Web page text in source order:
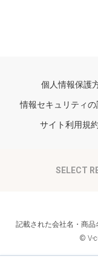
個人情報保護
情報セキュリティ
サイト利用規約
SELECT
記載された会社名・商品
© V-